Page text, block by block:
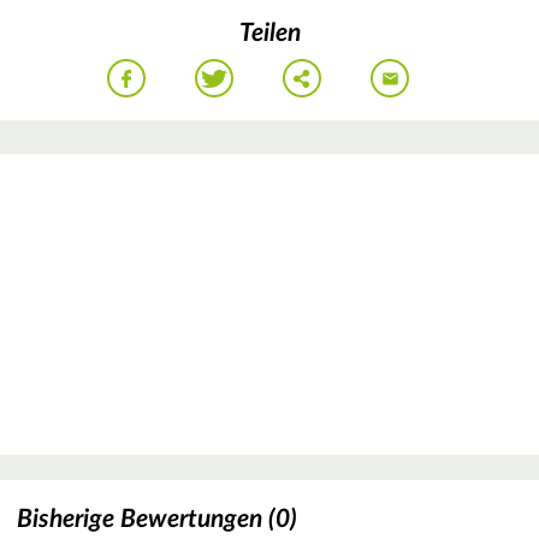
Teilen
Bisherige Bewertungen (0)